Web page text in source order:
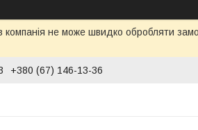
компанія не може швидко обробляти
+380 (67) 146-13-36